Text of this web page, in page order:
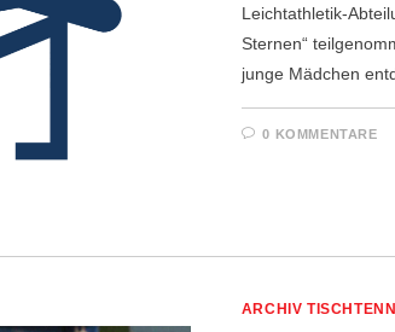
Leichtathletik-
Sternen“
junge Mädchen
0 KOMMENTARE
ARCHIV